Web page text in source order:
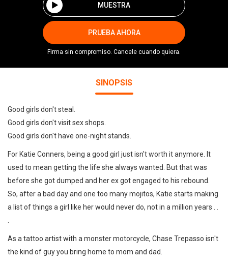
MUESTRA
PRUEBA AHORA
Firma sin compromiso. Cancele cuando quiera.
SINOPSIS
Good girls don't steal.
Good girls don't visit sex shops.
Good girls don't have one-night stands.
For Katie Conners, being a good girl just isn't worth it anymore. It
used to mean getting the life she always wanted. But that was
before she got dumped and her ex got engaged to his rebound.
So, after a bad day and one too many mojitos, Katie starts making
a list of things a girl like her would never do, not in a million years . .
As a tattoo artist with a monster motorcycle, Chase Trepasso isn't
the kind of guy you bring home to mom and dad.